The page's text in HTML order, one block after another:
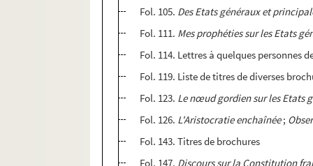
Fol. 105. Des Etats généraux et
Fol. 111. Mes prophéties sur les Etats
Fol. 114. Lettres à quelques personnes
Fol. 119. Liste de titres de diverses
Fol. 123. Le nœud gordien sur les Etats
Fol. 126. L'Aristocratie enchaînée;
Fol. 143. Titres de brochures
Fol. 147. Discours sur la Constitution